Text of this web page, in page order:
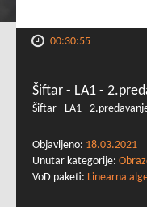
00:30:55
Šiftar - LA1 -
Šiftar - LA1 -
Objavljeno: 18.03.2021
Unutar kategorije:
VoD paketi: Linearna